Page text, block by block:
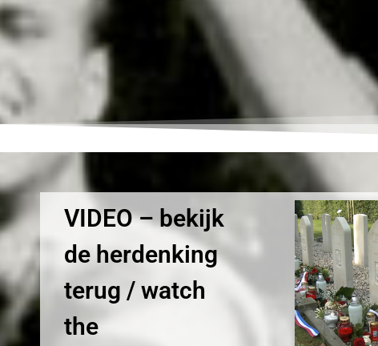
VIDEO – bekijk
de herdenking
terug / watch
the